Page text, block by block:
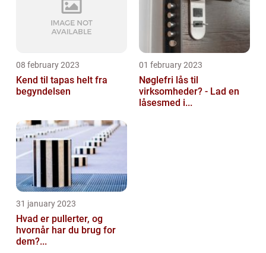
08 february 2023
Kend til tapas helt fra
begyndelsen
01 february 2023
Nøglefri lås til
virksomheder? - Lad en
låsesmed i...
31 january 2023
Hvad er pullerter, og
hvornår har du brug for
dem?...